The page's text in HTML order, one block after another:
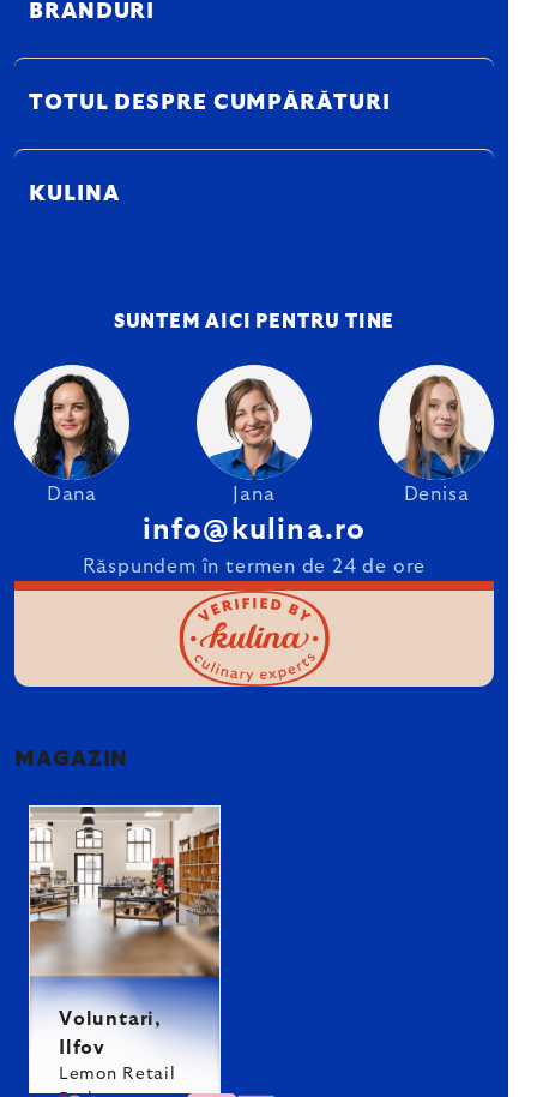
BRANDURI
TOTUL DESPRE CUMPĂRĂTURI
KULINA
SUNTEM AICI PENTRU TINE
Dana Jana Denisa
info@kulina.ro
Răspundem în termen de 24 de ore
MAGAZIN
Voluntari,
Ilfov
Lemon Retail